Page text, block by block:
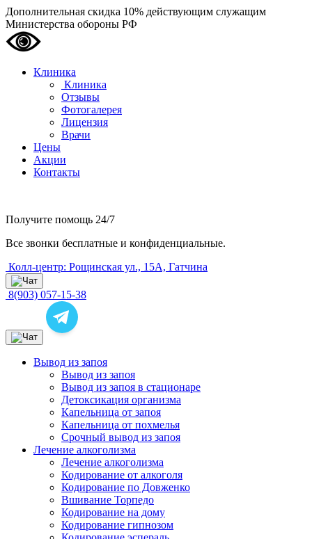
Дополнительная скидка 10% действующим служащим
Министерства обороны РФ
Клиника
Клиника
Отзывы
Фотогалерея
Лицензия
Врачи
Цены
Акции
Контакты
Получите помощь 24/7
Все звонки бесплатные и конфиденциальные.
Колл-центр: Рощинская ул., 15А, Гатчина
8(903) 057-15-38
Вывод из запоя
Вывод из запоя
Вывод из запоя в стационаре
Детоксикация организма
Капельница от запоя
Капельница от похмелья
Срочный вывод из запоя
Лечение алкоголизма
Лечение алкоголизма
Кодирование от алкоголя
Кодирование по Довженко
Вшивание Торпедо
Кодирование на дому
Кодирование гипнозом